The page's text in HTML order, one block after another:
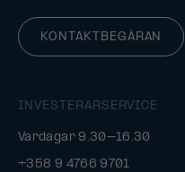
KONTAKTBEGÄRAN
INVESTERARSERVICE
Vardagar 9.30–16.30
+358 9 4766 9701